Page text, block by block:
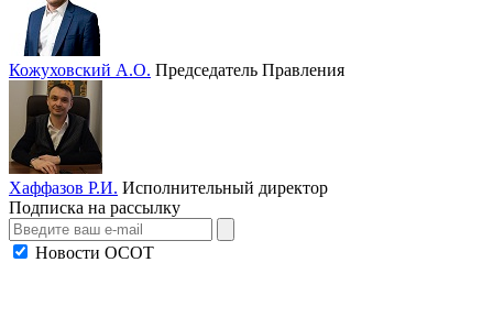
Кожуховский А.О. Председатель Правления
Хаффазов Р.И. Исполнительный директор
Подписка на рассылку
Новости ОСОТ